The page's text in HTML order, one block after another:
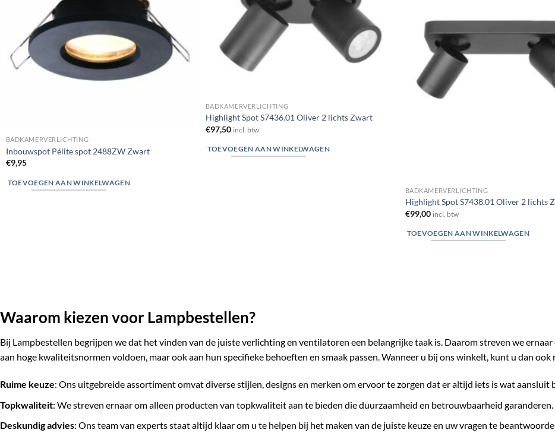
BADKAMERVERLICHTING
Inbouwspot Pélite spot 2488ZW Zwart
€9,95
TOEVOEGEN AAN WINKELWAGEN
BADKAMERVERLICHTING
Highlight Spot S7436.01 Oliver 2 lichts Zwart
€97,50 incl. btw
TOEVOEGEN AAN WINKELWAGEN
BADKAMERVERLICHTING
Highlight Spot S7438.01 Oliver 2 lichts
€99,00 incl. btw
TOEVOEGEN AAN WINKELWAGEN
Waarom kiezen voor Lampbestellen?
Bij Lampbestellen begrijpen we dat het vinden van de juiste verlichting en ventilatoren een belangrijke taak is. Daarom streven we
aan hoge kwaliteitsnormen voldoen, maar ook aan hun specifieke behoeften en smaak passen. Wanneer u bij ons winkelt, kunt u dan
Ruime keuze: Ons uitgebreide assortiment omvat diverse stijlen, designs en merken om ervoor te zorgen dat er altijd iets is wat aansluit
Topkwaliteit: We streven ernaar om alleen producten van topkwaliteit aan te bieden die duurzaamheid en betrouwbaarheid garanderen.
Deskundig advies: Ons team van experts staat altijd klaar om u te helpen bij het maken van de juiste keuze en uw vragen te